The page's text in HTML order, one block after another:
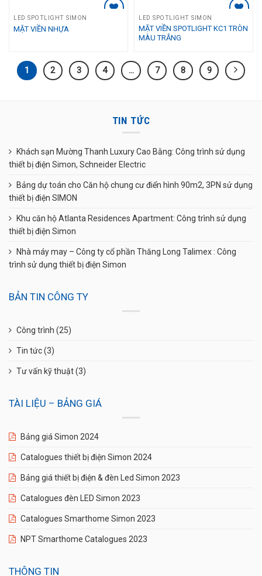
LED SPOTLIGHT SIMON
MẶT VIỀN NHỰA
Add to
LED SPOTLIGHT SIMON
MẶT VIỀN SPOTLIGHT KC1 TRÒN
MÀU TRẮNG
1 2 3 4 … 7 8 9
TIN TỨC
Khách sạn Mường Thanh Luxury Cao Bằng: Công trình sử dụng
thiết bị điện Simon, Schneider Electric
Bảng dự toán cho Căn hộ chung cư điển hình 90m2, 3PN sử dụng
thiết bị điện SIMON
Khu căn hộ Atlanta Residences Apartment: Công trình sử dụng
thiết bị điện Simon
Nhà máy may – Công ty cổ phần Thăng Long Talimex : Công
trình sử dụng thiết bị điện Simon
BẢN TIN CÔNG TY
Công trình (25)
Tin tức(3)
Tư vấn kỹ thuật(3)
TÀI LIỆU – BẢNG GIÁ
Bảng giá Simon 2024
Catalogues thiết bị điện Simon 2024
Bảng giá thiết bị điện & đèn Led Simon 2023
Catalogues đèn LED Simon 2023
Catalogues Smarthome Simon 2023
NPT Smarthome Catalogues 2023
THÔNG TIN